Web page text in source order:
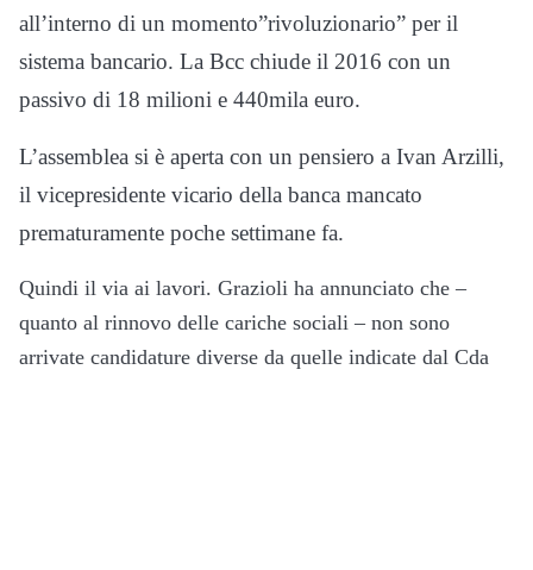
all’interno di un momento”rivoluzionario” per il
sistema bancario. La Bcc chiude il 2016 con un
passivo di 18 milioni e 440mila euro.
L’assemblea si è aperta con un pensiero a Ivan Arzilli,
il vicepresidente vicario della banca mancato
prematuramente poche settimane fa.
Quindi il via ai lavori. Grazioli ha annunciato che –
quanto al rinnovo delle cariche sociali – non sono
arrivate candidature diverse da quelle indicate dal Cda